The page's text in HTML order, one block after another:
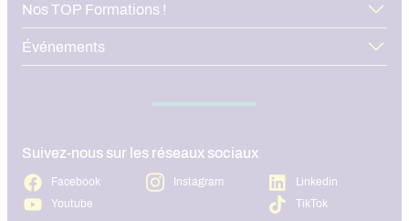
Gestion, comptabilité et finance :
Nos TOP Formations !
Événements
Suivez-nous sur les réseaux sociaux
Facebook Instagram
Linkedin
Youtube
TikTok